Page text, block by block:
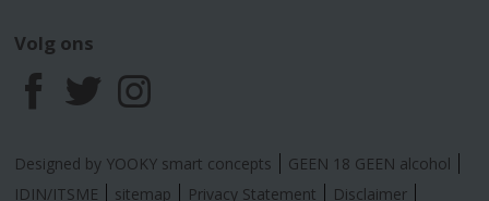
Volg ons
F
a
T
w
I
n
Designed by YOOKY smart concepts
GEEN 18 GEEN alcohol
IDIN/ITSME
sitemap Privacy Statement Disclaimer